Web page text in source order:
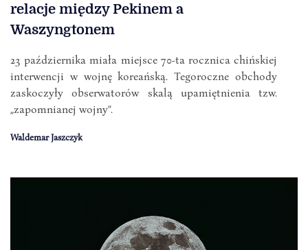
relacje między Pekinem a
Waszyngtonem
23 października miała miejsce 70-ta rocznica chińskiej
interwencji w wojnę koreańską. Tegoroczne obchody
zaskoczyły obserwatorów skalą upamiętnienia tzw.
„zapomnianej wojny”.
Waldemar Jaszczyk